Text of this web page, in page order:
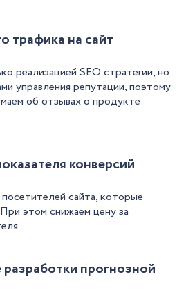
трафика на сайт
реализацией SEO стратегии, но
управления репутации, поэтому
об отзывах о продукте
конверсий
сайта, которые
этом снижаем цену за
прогнозной